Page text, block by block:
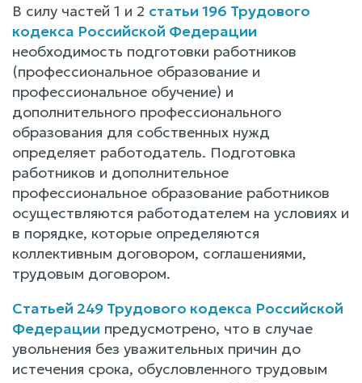
В силу частей 1 и 2 статьи 196 Трудового
кодекса Российской Федерации
необходимость подготовки работников
(профессиональное образование и
профессиональное обучение) и
дополнительного профессионального
образования для собственных нужд
определяет работодатель. Подготовка
работников и дополнительное
профессиональное образование работников
осуществляются работодателем на условиях и
в порядке, которые определяются
коллективным договором, соглашениями,
трудовым договором.
Статьей 249 Трудового кодекса Российской
Федерации предусмотрено, что в случае
увольнения без уважительных причин до
истечения срока, обусловленного трудовым